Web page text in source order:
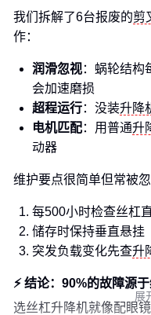
我们拆解了6台报废的剪
作：
润滑忽视：蜗轮结构
会加速磨损
超程运行：没装升降
电机匹配：用普通升
动器
维护要点很简单但常被忽
每500小时检查丝杠
储存时保持垂直悬挂
突发负载变化先查升
⚡ 结论：90%的故障源
选丝杠升降机就像配眼
展